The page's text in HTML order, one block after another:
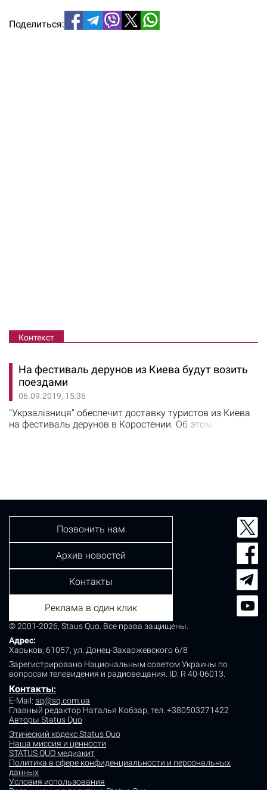
Поделиться:
Контекст
На фестиваль дерунов из Киева будут возить
поездами
06.09.2019, 15:36
"Укрзалізниця" обеспечит доставку туристов из Киева
на фестиваль дерунов в Коростении. Об этом
© 2001-2026, Staus Quo. Все права защищены.
Адрес:
Харьков, 61057, ул. Донец-Захаржевского 6/8
Зарегистрировано Национальным советом Украины по
вопросам телевидения и радиовещания. ID: R 40-06013.
Контакты:
E-Mail: sq@sq.com.ua
Главный редактор Наталья Кобзар, тел. +380503271422
Авторы Status Quo
Этический кодекс Status Quo
Наша миссия и ценности
STATUS QUO медиакит
Политика в сфере конфиденциальности и персональных
данных
Условия использования
Позвонить нам
Архив новостей
Контакты
Реклама в один клик